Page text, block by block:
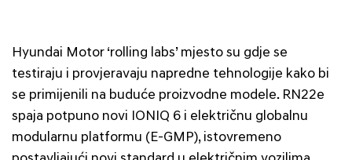
Hyundai Motor ‘rolling labs’ mjesto su gdje se
testiraju i provjeravaju napredne tehnologije kako bi
se primijenili na buduće proizvodne modele. RN22e
spaja potpuno novi IONIQ 6 i električnu globalnu
modularnu platformu (E-GMP), istovremeno